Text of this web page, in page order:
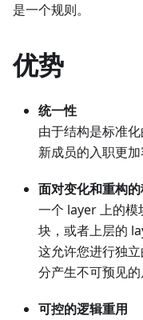
是一个规则。
优势
统一性
由于结构是标准
新成员的入职更加
面对变化和重构
一个 layer 上的模
块，或者上层的
这允许您进行独
分产生不可预见的
可控的逻辑重用